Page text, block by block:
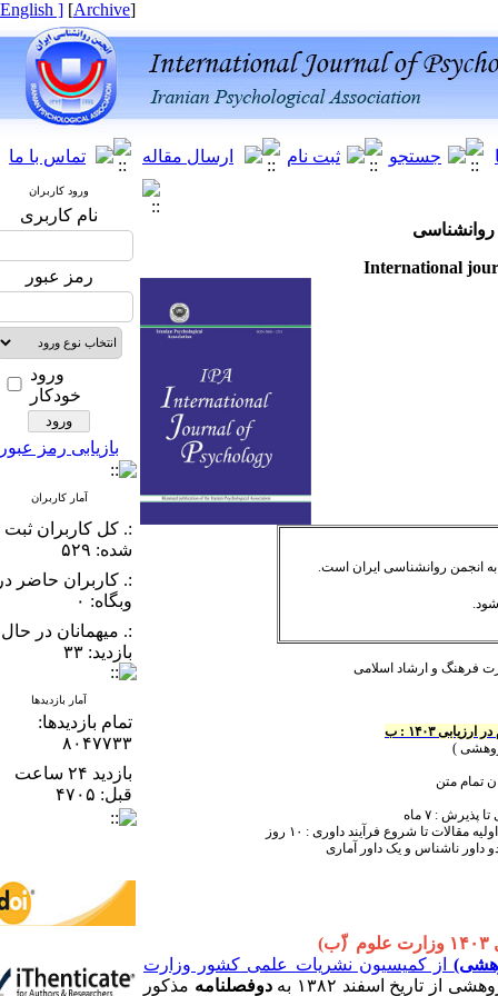
Archive
]
[ English ]
International
روانشناسی ایران است.
و ارشاد اسلامی
۱۴۰۳ : ب
)
متن
: ۷ ماه
تا شروع فرآیند داوری : ۱۰ روز
ناشناس و یک داور آماری
از کمیسیون نشریات علمی کشور وزارت
اسفند ۱۳۸۲ به
دوفصلنامهمذکور
ورود کاربران
نام کاربری
رمز عبور
ورود
خودکار
بازیابی رمز عبور
آمار کاربران
:. کل کاربران ثبت
شده: ۵۲۹
:. کاربران حاضر در
وبگاه: ۰
:. میهمانان در حال
بازدید: ۳۳
آمار بازدیدها
تمام بازدید‌ها:
۸۰۴۷۷۳۳
بازدید ۲۴ ساعت
قبل: ۴۷۰۵